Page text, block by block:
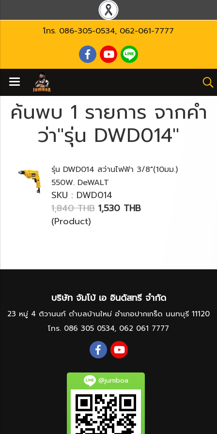
โทร. 086-305-0534, 062-061-7777
ค้นพบ 1 รายการ จากคำ
ว่า"รุ่น DWD014"
รุ่น DWD014 สว่านไฟฟ้า 3/8"(10มม.)
550W. DeWALT
SKU : DWD014
1,840 THB 1,530 THB
(Product)
บริษัท จัมโบ้ เอ อินดัสทรี จำกัด
23 หมู่ 4 ติวานนท์ ตำบลบ้านใหม่ อำเภอปากเกร็ด นนทบุรี 11120
โทร. 086 305 0534, 062 061 7777
@jumboa